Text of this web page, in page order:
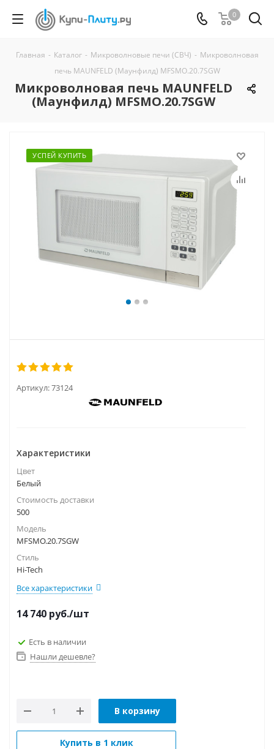
0
Главная - Каталог - Микроволновые печи (СВЧ) - Микроволновая
печь MAUNFELD (Маунфилд) MFSMO.20.7SGW
Микроволновая печь MAUNFELD
(Маунфилд) MFSMO.20.7SGW
УСПЕЙ КУПИТЬ
Артикул:73124
Характеристики
Цвет
Белый
Стоимость доставки
500
Модель
MFSMO.20.7SGW
Стиль
Hi-Tech
Все характеристики
14 740 руб./шт
Есть в наличии
Нашли дешевле?
В корзину
Купить в 1 клик